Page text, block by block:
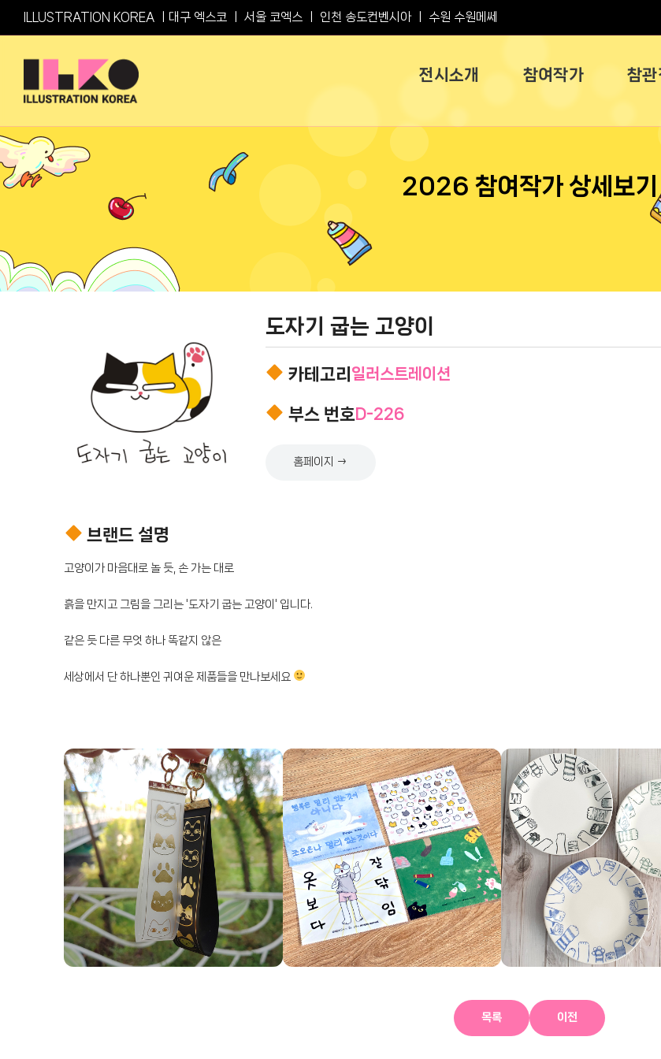
ILLUSTRATION KOREA ㅣ 대구 엑스코 서울 코엑스 인천 송도컨벤시아ㅣ 수원 수원메쎄
전시소개 참여작가 참관
2026 참여작가 상세보기
도자기 굽는 고양이
카테고리 일러스트레이션
부스 번호D-226
홈페이지 →
브랜드 설명
세상에서 단 하나뿐인 귀여운 제품들을 만나보세요
목록 이전